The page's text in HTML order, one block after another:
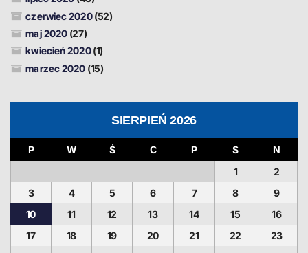
czerwiec 2020(52)
maj 2020 (27)
kwiecień 2020(1)
marzec 2020 (15)
SIERPIEŃ 2026
P W Ś C P S
N
1
2
3
4 5 6 7 8
9
10
11 12 13 14 15
16
17
18 19 20 21 22
23